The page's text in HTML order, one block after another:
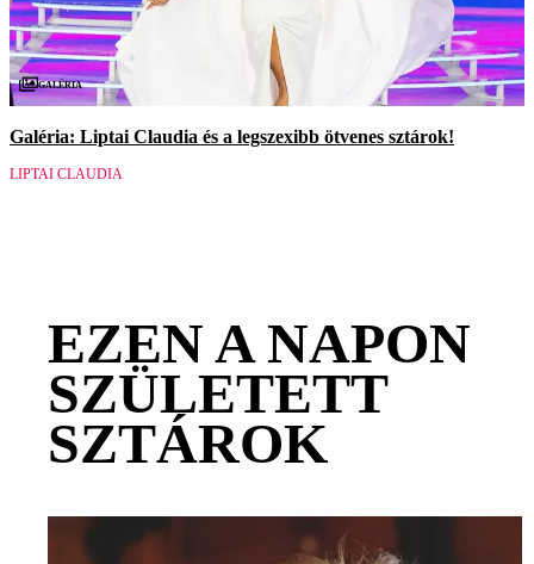
Galéria
Galéria: Liptai Claudia és a legszexibb ötvenes sztárok!
LIPTAI CLAUDIA
EZEN A NAPON
SZÜLETETT
SZTÁROK